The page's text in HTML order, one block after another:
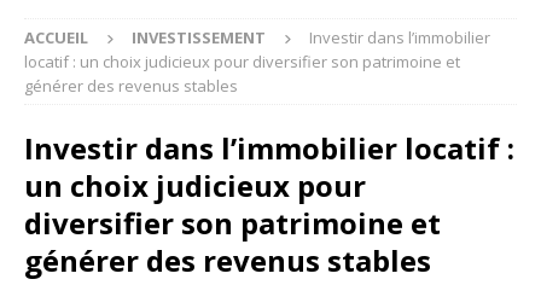
ACCUEIL INVESTISSEMENT
Investir dans l’immobilier
locatif : un choix judicieux pour diversifier son patrimoine et
générer des revenus stables
Investir dans l’immobilier locatif :
un choix judicieux pour
diversifier son patrimoine et
générer des revenus stables